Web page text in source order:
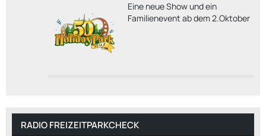
Eine neue Show und ein
Familienevent ab dem 2.Oktober
RADIO FREIZEITPARKCHECK